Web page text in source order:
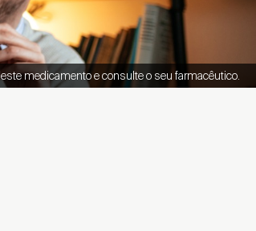
medicamento e consulte o seu farmacêutico.